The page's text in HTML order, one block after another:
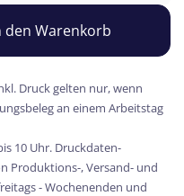
den Warenkorb
Druck gelten nur, wenn
an einem Arbeitstag
10 Uhr. Druckdaten-
Produktions-, Versand- und
- Wochenenden und